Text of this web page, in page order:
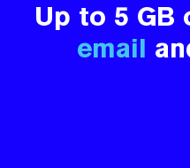
Mi Correo
Up to 5 GB
email